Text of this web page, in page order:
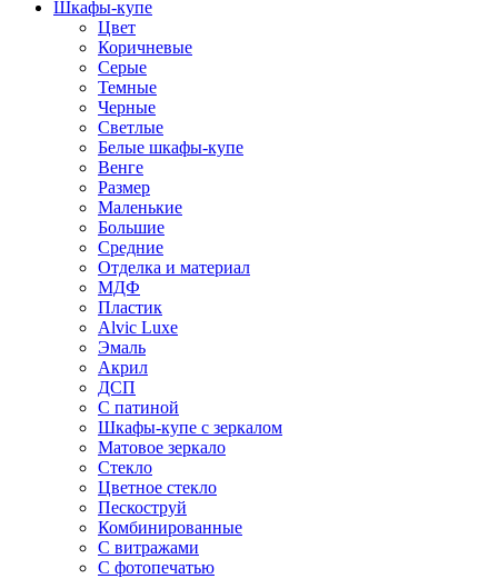
Шкафы-купе
Цвет
Коричневые
Серые
Темные
Черные
Светлые
Белые шкафы-купе
Венге
Размер
Маленькие
Большие
Средние
Отделка и материал
МДФ
Пластик
Alvic Luxe
Эмаль
Акрил
ДСП
С патиной
Шкафы-купе с зеркалом
Матовое зеркало
Стекло
Цветное стекло
Пескоструй
Комбинированные
С витражами
С фотопечатью